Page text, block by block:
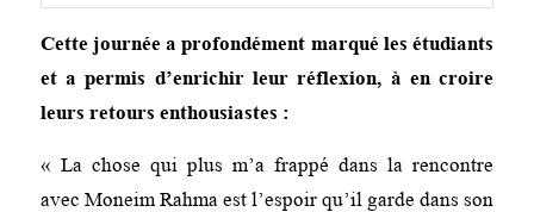
Cette journée a profondément marqué les étudiants
et a permis d’enrichir leur réflexion, à en croire
leurs retours enthousiastes :
« La chose qui plus m’a frappé dans la rencontre
avec Moneim Rahma est l’espoir qu’il garde dans son